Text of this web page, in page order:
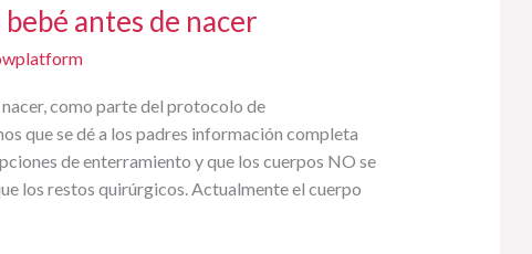
antes de nacer
como parte del protocolo de
que se dé a los padres información completa
de enterramiento y que los cuerpos NO se
los restos quirúrgicos. Actualmente el cuerpo